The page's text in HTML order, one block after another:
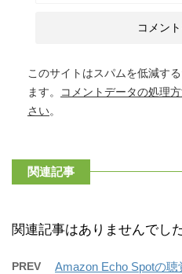
このサイトはスパムを低減す
ます。
コメントデータの処理
さい。
関連記事
関連記事はありませんでし
PREV
Amazon Echo Spotの